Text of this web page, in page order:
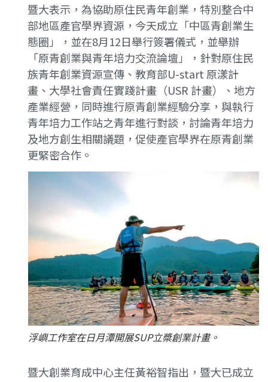
暨大表示，為協助原住民青年創業，特別整合中
部地區產官學界資源，今天成立「中區青創業生
態圈」，並在8月12日舉行簽署儀式，並舉辦
「原青創業與青年培力交流論壇」，針對原住民
族青年創業資源宣傳、教育部U-start 原漾計
畫、大學社會責任實踐計畫（USR 計畫）、地方
產業經營，同時進行原青創業經驗分享，與執行
青年培力工作站之青年進行對談，討論青年培力
及地方創生相關議題，促使產官學界在原青創業
更緊密合作。
浮嶼工作室在日月潭開展SUP立槳創業計畫。
暨大創業育成中心主任黃裕智指出，暨大已成立